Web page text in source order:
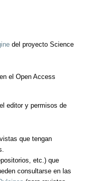
del proyecto Science
el Open Access
editor y permisos de
que tengan
etc.) que
consultarse en las